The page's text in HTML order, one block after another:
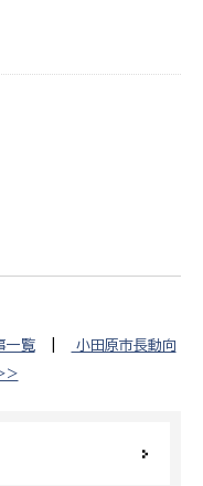
一覧|
小田原市長動向